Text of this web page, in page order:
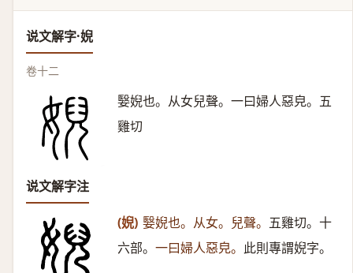
说文解字·婗
卷十二
嫛婗也。从女兒聲。一曰婦人惡皃。五
雞切
说文解字注
(婗) 嫛婗也。从女。兒聲。 五雞切。十
六部。 一曰婦人惡皃。 此則專謂婗字。